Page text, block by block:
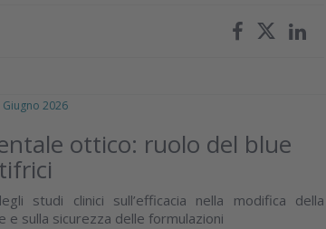
2026
ottico: ruolo del blue
studi clinici sull’efficacia nella modifica della
e sulla sicurezza delle formulazioni